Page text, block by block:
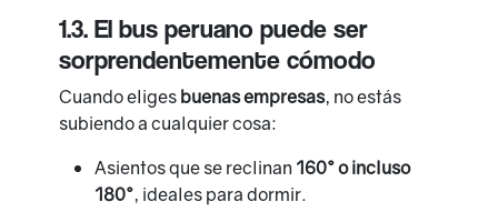
1.3. El bus peruano puede ser
sorprendentemente cómodo
Cuando eliges buenas empresas, no estás
subiendo a cualquier cosa:
Asientos que se reclinan 160° o incluso
180°, ideales para dormir.